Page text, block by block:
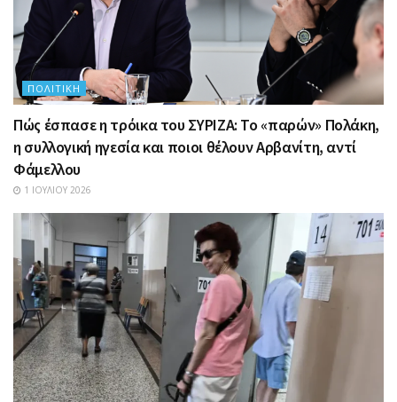
ΠΟΛΙΤΙΚΉ
Πώς έσπασε η τρόικα του ΣΥΡΙΖΑ: Το «παρών» Πολάκη,
η συλλογική ηγεσία και ποιοι θέλουν Αρβανίτη, αντί
Φάμελλου
1 ΙΟΥΛΊΟΥ 2026